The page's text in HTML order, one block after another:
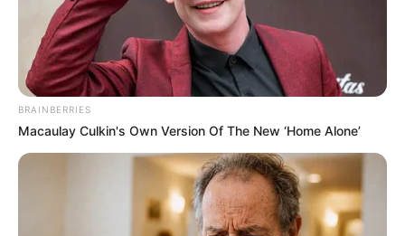
Febre de Primavera: episódio final
de dorama bate recorde de
audiência.
BRAINBERRIES
Macaulay Culkin's Own Version Of The New ‘Home Alone’